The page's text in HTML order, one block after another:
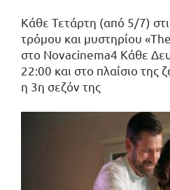
Κάθε Τετάρτη (από 5/7)
τρόμου και μυστηρίου
στο Novacinema4 Κάθε
22:00 και στο πλαίσιο
η 3η σεζόν της